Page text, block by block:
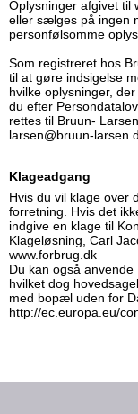
Oplysninger afgivet til
eller sælges på ingen
personfølsomme
Som registreret hos
til at gøre indsigelse
hvilke oplysninger,
du efter
rettes til Bruun-
larsen@bruun-
Klageadgang
Hvis du vil klage over
forretning. Hvis det
indgive en klage til
Klageløsning, Carl
www.forbrug.dk
Du kan også anvende
hvilket dog
med bopæl uden for
http://ec.europa.eu/